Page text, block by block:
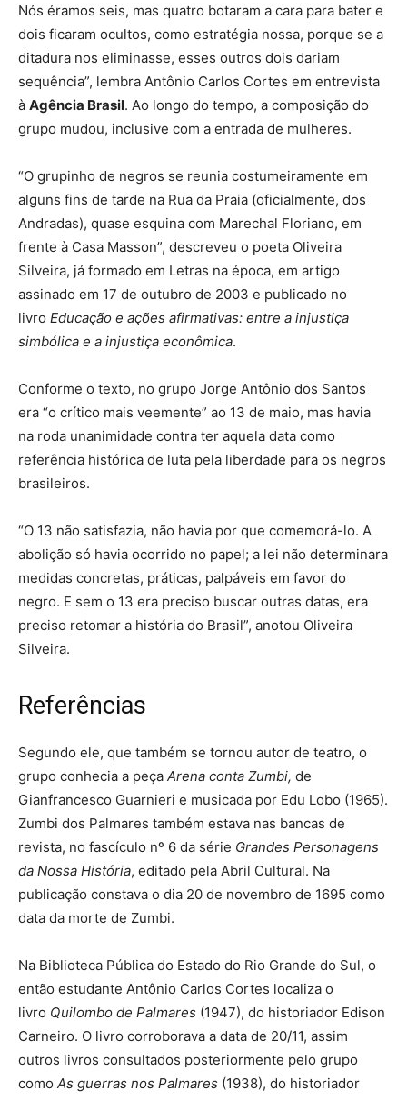
Nós éramos seis, mas quatro botaram a cara para bater e
dois ficaram ocultos, como estratégia nossa, porque se a
ditadura nos eliminasse, esses outros dois dariam
sequência”, lembra Antônio Carlos Cortes em entrevista
à Agência Brasil. Ao longo do tempo, a composição do
grupo mudou, inclusive com a entrada de mulheres.
“O grupinho de negros se reunia costumeiramente em
alguns fins de tarde na Rua da Praia (oficialmente, dos
Andradas), quase esquina com Marechal Floriano, em
frente à Casa Masson”, descreveu o poeta Oliveira
Silveira, já formado em Letras na época, em artigo
assinado em 17 de outubro de 2003 e publicado no
livro Educação e ações afirmativas: entre a injustiça
simbólica e a injustiça econômica.
Conforme o texto, no grupo Jorge Antônio dos Santos
era “o crítico mais veemente” ao 13 de maio, mas havia
na roda unanimidade contra ter aquela data como
referência histórica de luta pela liberdade para os negros
brasileiros.
“O 13 não satisfazia, não havia por que comemorá-lo. A
abolição só havia ocorrido no papel; a lei não determinara
medidas concretas, práticas, palpáveis em favor do
negro. E sem o 13 era preciso buscar outras datas, era
preciso retomar a história do Brasil”, anotou Oliveira
Silveira.
Referências
Segundo ele, que também se tornou autor de teatro, o
grupo conhecia a peça Arena conta Zumbi, de
Gianfrancesco Guarnieri e musicada por Edu Lobo (1965).
Zumbi dos Palmares também estava nas bancas de
revista, no fascículo nº 6 da série Grandes Personagens
da Nossa História, editado pela Abril Cultural. Na
publicação constava o dia 20 de novembro de 1695 como
data da morte de Zumbi.
Na Biblioteca Pública do Estado do Rio Grande do Sul, o
então estudante Antônio Carlos Cortes localiza o
livro Quilombo de Palmares (1947), do historiador Edison
Carneiro. O livro corroborava a data de 20/11, assim
outros livros consultados posteriormente pelo grupo
como As guerras nos Palmares (1938), do historiador